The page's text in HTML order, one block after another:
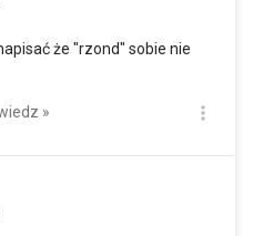
że "rzond" sobie nie
»